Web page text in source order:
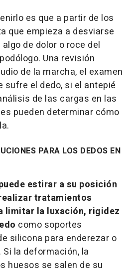
es que a partir de los
que empieza a desviarse
de dolor o roce del
Una revisión
de la marcha, el examen
sufre el dedo, si el antepié
de las cargas en las
pueden determinar cómo
PARA LOS DEDOS EN
estirar a su posición
tratamientos
limitar la luxación, rigidez
como soportes
silicona para enderezar o
la deformación, la
huesos se salen de su